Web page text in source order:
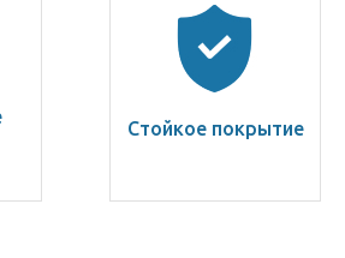
Стойкое покрытие